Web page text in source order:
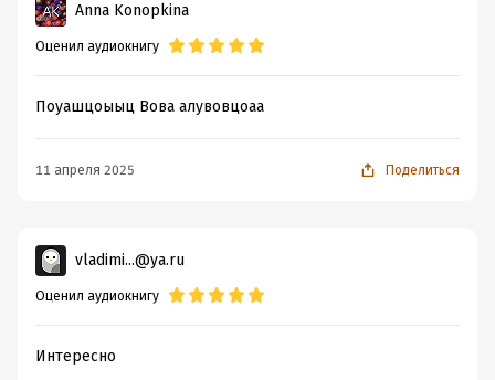
Anna Konopkina
Оценил аудиокнигу
Поуашцоыыц Вова алувовцоаа
11 апреля 2025 Поделиться
vladimi...@ya.ru
Оценил аудиокнигу
Интересно